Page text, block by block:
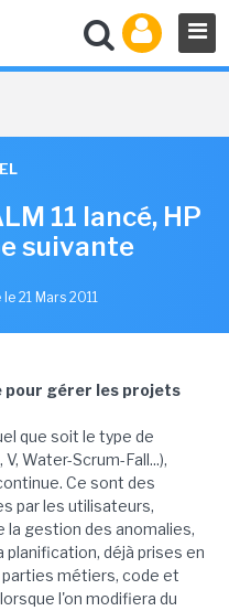
11 lancé, HP
suivante
21 Mars 2011
gérer les projets
que soit le type de
Water-Scrum-Fall...),
Ce sont des
par les utilisateurs,
la gestion des anomalies,
déjà prises en
métiers, code et
l'on modifiera du